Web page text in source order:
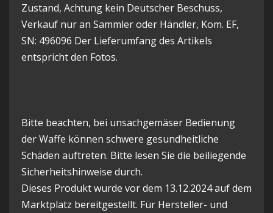
Zustand, Achtung kein Deutscher Beschuss,
Verkauf nur an Sammler oder Händler, Kom. EF,
SN: 496096 Der Lieferumfang des Artikels
entspricht den Fotos.
Bitte beachten, bei unsachgemäser Bedienung
der Waffe können schwere gesundheitliche
Schäden auftreten. Bitte lesen Sie die beiliegende
Sicherheitshinweise durch.
Dieses Produkt wurde vor dem 13.12.2024 auf dem
Marktplatz bereitgestellt. Für Hersteller- und